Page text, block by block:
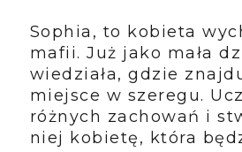
Sophia, to kobieta
mafii. Już jako mała
wiedziała, gdzie
miejsce w szeregu.
różnych zachowań i
niej kobietę, która